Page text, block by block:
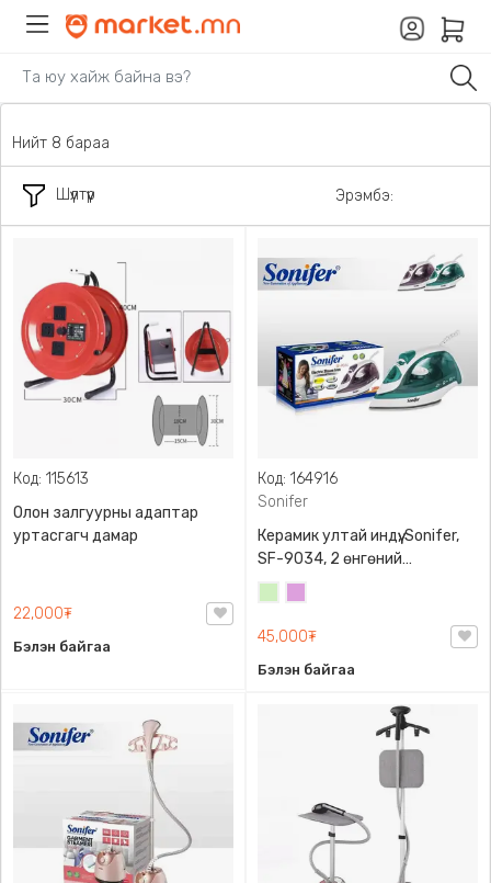
Шүүлтүүр
Нийт 8 бараа
Эрэмбэ:
Код: 115613
Олон залгуурны адаптар
уртасгагч дамар
22,000₮
Бэлэн байгаа
Код: 164916
Sonifer
Керамик ултай индүү, Sonifer,
SF-9034, 2 өнгөний
сонголттой, Ус шүрших болон
уур гаргах үйлдэлтэй, хөнгөн,
барихад гарт эвтэйхэн
ягаан
45,000₮
Бэлэн байгаа